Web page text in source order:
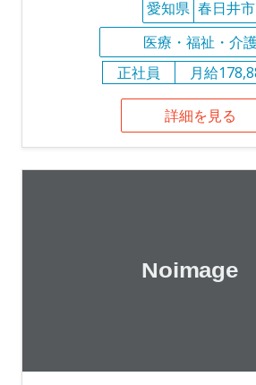
愛知県 春日井市
医療・福祉・介
正社員
月給
詳細を見る